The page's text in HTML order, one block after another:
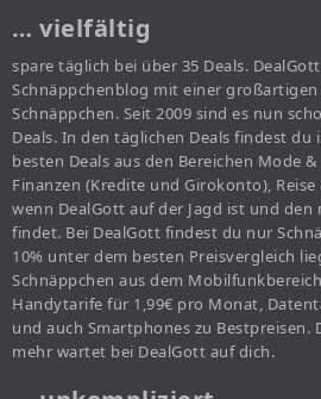
… vielfältig
spare täglich bei über 35 Deals.
Schnäppchenblog mit einer großartigen
Schnäppchen. Seit 2009 sind es nun
Deals. In den täglichen Deals findest
besten Deals aus den Bereichen Mode
Finanzen (Kredite und Girokonto),
wenn DealGott auf der Jagd ist und den
findet. Bei DealGott findest du nur
10% unter dem besten Preisvergleich
Schnäppchen aus dem
Handytarife für 1,99€ pro Monat,
und auch Smartphones zu Bestpreisen.
mehr wartet bei DealGott auf dich.